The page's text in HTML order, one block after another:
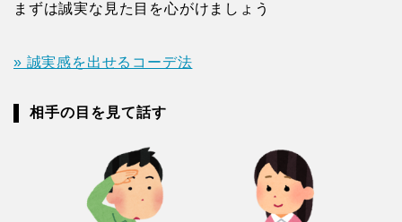
まずは誠実な見た目を心がけましょう
» 誠実感を出せるコーデ法
相手の目を見て話す